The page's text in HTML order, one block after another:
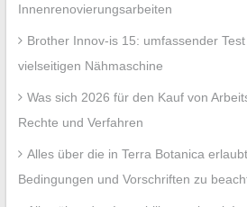
Innenrenovierungsarbeiten
Brother Innov-is 15: umfassender
vielseitigen Nähmaschine
Was sich 2026 für den Kauf von
Rechte und Verfahren
Alles über die in Terra Botanica
Bedingungen und Vorschriften zu